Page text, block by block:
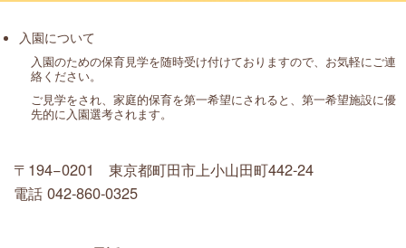
入園について
入園のための保育見学を随時受け付けておりますので、お気軽にご連
絡ください。
ご見学をされ、家庭的保育を第一希望にされると、第一希望施設に優
先的に入園選考されます。
〒194−0201 東京都町田市上小山田町442-24
電話 042-860-0325